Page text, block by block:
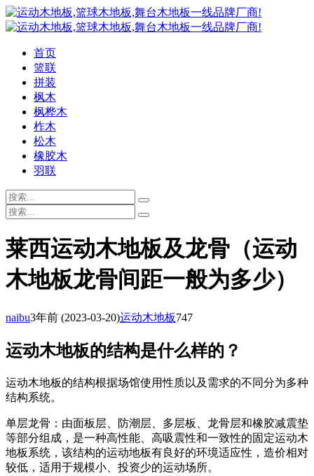
首页
篮联
拼装
枫木
枫桦木
柞木
松木
橡胶木
羽联
莱西运动木地板及龙骨（运动
木地板龙骨间距一般为多少）
naibu3年前 (2023-03-20)运动木地板747
运动木地板的结构是什么样的？
运动木地板的结构根据场馆使用性质以及需求的不同分为多种
结构系统。
单层龙骨：由面板层、防潮层、多层板、龙骨层和橡胶减震垫
等部分组成，是一种高性能、高吸震性和一致性的固定运动木
地板系统，该结构的运动地板有良好的环境适应性，造价相对
较低，适用于规模小、投资少的运动场所。